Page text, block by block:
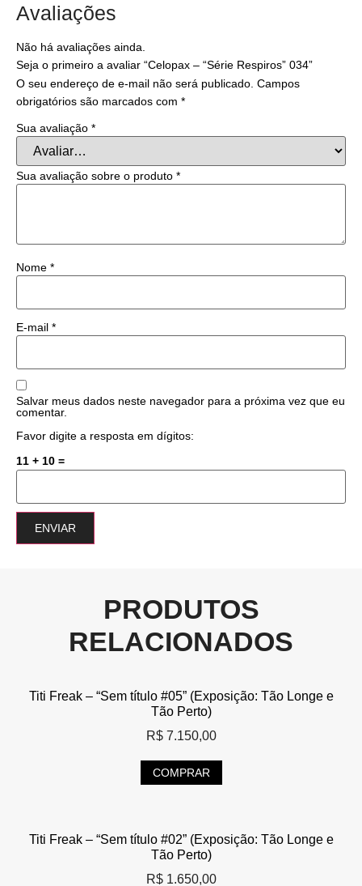
Avaliações
Não há avaliações ainda.
Seja o primeiro a avaliar “Celopax – “Série Respiros” 034”
O seu endereço de e-mail não será publicado. Campos
obrigatórios são marcados com *
Sua avaliação *
Sua avaliação sobre o produto *
Nome *
E-mail *
Salvar meus dados neste navegador para a próxima vez que eu
comentar.
Favor digite a resposta em dígitos:
11 + 10 =
PRODUTOS
RELACIONADOS
Titi Freak – “Sem título #05” (Exposição: Tão Longe e
Tão Perto)
R$7.150,00
COMPRAR
Titi Freak – “Sem título #02” (Exposição: Tão Longe e
Tão Perto)
R$1.650,00